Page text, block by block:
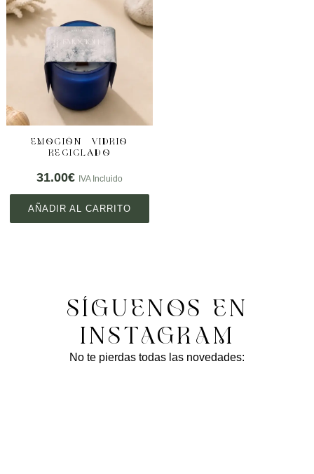
EMOCIÓN – VIDRIO
RECICLADO
31.00€ IVA Incluido
AÑADIR AL CARRITO
SÍGUENOS EN
INSTAGRAM
No te pierdas todas las novedades: